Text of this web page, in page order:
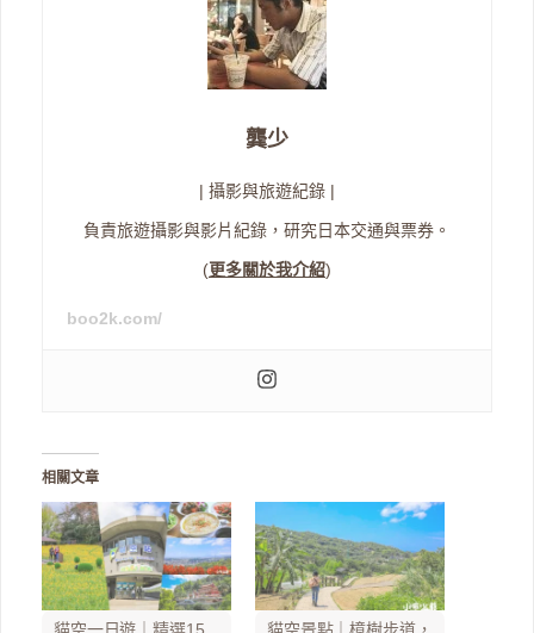
龔少
| 攝影與旅遊紀錄 |
負責旅遊攝影與影片紀錄，研究日本交通與票券。
(更多關於我介紹)
boo2k.com/
相關文章